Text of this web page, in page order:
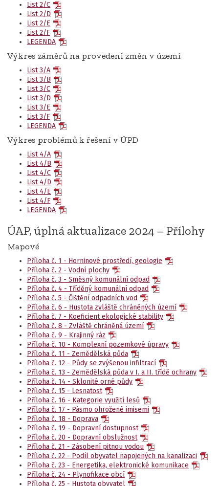
List 2/C
List 2/D
List 2/E
List 2/F
LEGENDA
Výkres záměrů na provedení změn v území
List 3/A
List 3/B
List 3/C
List 3/D
List 3/E
List 3/F
LEGENDA
Výkres problémů k řešení v ÚPD
List 4/A
List 4/B
List 4/C
List 4/D
List 4/E
List 4/F
LEGENDA
ÚAP, úplná aktualizace 2024 – Přílohy
Mapové
Příloha č. 1 - Horninové prostředí, geologie
Příloha č. 2 - Vodní plochy
Příloha č. 3 - Směsný komunální odpad
Příloha č. 4 - Tříděný komunální odpad
Příloha č. 5 - Čištění odpadních vod
Příloha č. 6 - Hustota zvláště chráněných území
Příloha č. 7 - Koeficient ekologické stability
Příloha č. 8 - Zvláště chráněná území
Příloha č. 9 - Krajinný ráz
Příloha č. 10 - Komplexní pozemkové úpravy
Příloha č. 11 - Zemědělská půda
Příloha č. 12 - Půdy se zvýšenou infiltrací
Příloha č. 13 - Zemědělská půda v I. a II. třídě ochrany
Příloha č. 14 - Sklonité orné půdy
Příloha č. 15 - Lesnatost
Příloha č. 16 - Kategorie využití lesů
Příloha č. 17 - Pásmo ohrožené imisemi
Příloha č. 18 - Doprava
Příloha č. 19 - Dopravní dostupnost
Příloha č. 20 - Dopravní obslužnost
Příloha č. 21 - Zásobení pitnou vodou
Příloha č. 22 - Podíl obyvatel napojených na kanalizaci
Příloha č. 23 - Energetika, elektronické komunikace
Příloha č. 24 - Plynofikace obcí
Příloha č. 25 - Hustota obyvatel